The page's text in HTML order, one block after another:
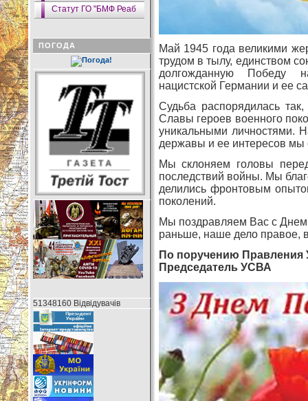
Статут ГО "БМФ Реаб
ПОГОДА
51348160 Відвідувачів
Май 1945 года великими
трудом в тылу, единством
долгожданную Победу
нацистской Германии и ее
Судьба распорядилась
Славы героев военного
уникальными личностями.
державы и ее интересов мы
Мы склоняем головы
последствий войны. Мы
делились фронтовым
поколений.
Мы поздравляем Вас с Днем
раньше, наше дело правое,
По поручению Правления